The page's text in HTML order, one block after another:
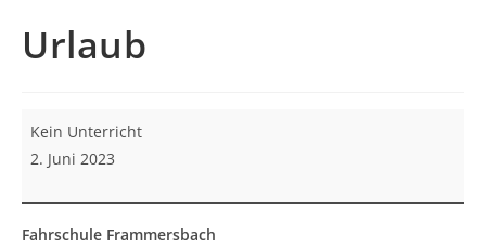
Urlaub
Urlaub
Kein Unterricht
2. Juni 2023
Fahrschule Frammersbach